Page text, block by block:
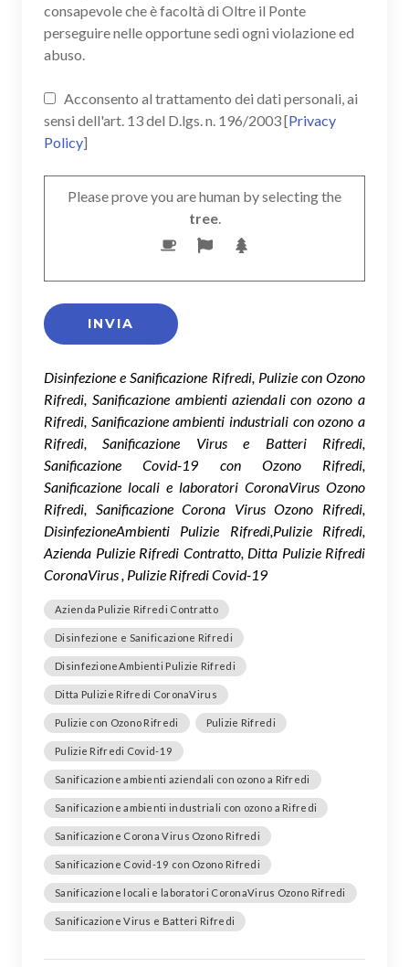
consapevole che è facoltà di Oltre il Ponte
perseguire nelle opportune sedi ogni violazione ed
abuso.
Acconsento al trattamento dei dati personali, ai
sensi dell'art. 13 del D.lgs. n. 196/2003 [Privacy
Policy]
Please prove you are human by selecting the
tree.
Disinfezione e Sanificazione Rifredi, Pulizie con Ozono
Rifredi, Sanificazione ambienti aziendali con ozono a
Rifredi, Sanificazione ambienti industriali con ozono a
Rifredi, Sanificazione Virus e Batteri Rifredi,
Sanificazione Covid-19 con Ozono Rifredi,
Sanificazione locali e laboratori CoronaVirus Ozono
Rifredi, Sanificazione Corona Virus Ozono Rifredi,
DisinfezioneAmbienti Pulizie Rifredi,Pulizie Rifredi,
Azienda Pulizie Rifredi Contratto, Ditta Pulizie Rifredi
CoronaVirus , Pulizie Rifredi Covid-19
Azienda Pulizie Rifredi Contratto
Disinfezione e Sanificazione Rifredi
DisinfezioneAmbienti Pulizie Rifredi
Ditta Pulizie Rifredi CoronaVirus
Pulizie con Ozono Rifredi Pulizie Rifredi
Pulizie Rifredi Covid-19
Sanificazione ambienti aziendali con ozono a Rifredi
Sanificazione ambienti industriali con ozono a Rifredi
Sanificazione Corona Virus Ozono Rifredi
Sanificazione Covid-19 con Ozono Rifredi
Sanificazione locali e laboratori CoronaVirus Ozono Rifredi
Sanificazione Virus e Batteri Rifredi